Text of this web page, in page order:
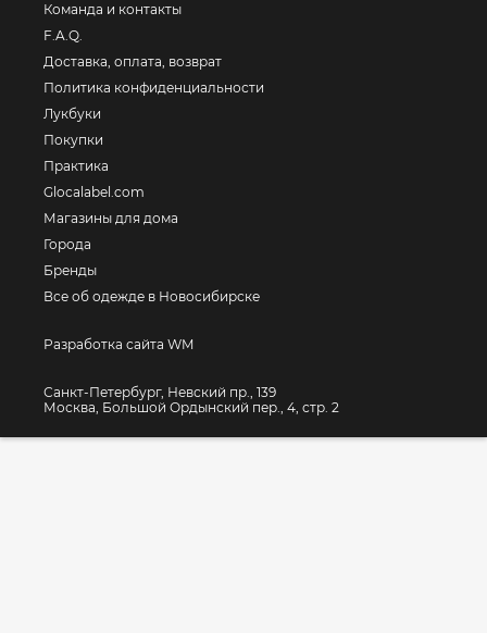
Команда и контакты
F.A.Q.
Доставка, оплата, возврат
Политика конфиденциальности
Лукбуки
Покупки
Практика
Glocalabel.com
Магазины для дома
Города
Бренды
Все об одежде в Новосибирске
Разработка сайта WM
Санкт-Петербург, Невский пр., 139
Москва, Большой Ордынский пер., 4, стр. 2